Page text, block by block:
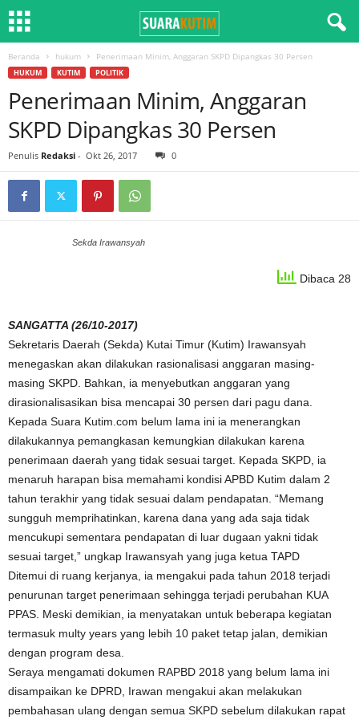
Beranda hukum Penerimaan Minim, Anggaran SKPD Dipangkas 30 Persen
HUKUM KUTIM POLITIK
Penerimaan Minim, Anggaran
SKPD Dipangkas 30 Persen
Penulis Redaksi - Okt 26, 2017 0
Sekda Irawansyah
Dibaca 28
SANGATTA (26/10-2017)
Sekretaris Daerah (Sekda) Kutai Timur (Kutim) Irawansyah
menegaskan akan dilakukan rasionalisasi anggaran masing-
masing SKPD. Bahkan, ia menyebutkan anggaran yang
dirasionalisasikan bisa mencapai 30 persen dari pagu dana.
Kepada Suara Kutim.com belum lama ini ia menerangkan
dilakukannya pemangkasan kemungkian dilakukan karena
penerimaan daerah yang tidak sesuai target. Kepada SKPD, ia
menaruh harapan bisa memahami kondisi APBD Kutim dalam 2
tahun terakhir yang tidak sesuai dalam pendapatan. “Memang
sungguh memprihatinkan, karena dana yang ada saja tidak
mencukupi sementara pendapatan di luar dugaan yakni tidak
sesuai target,” ungkap Irawansyah yang juga ketua TAPD
Ditemui di ruang kerjanya, ia mengakui pada tahun 2018 terjadi
penurunan target penerimaan sehingga terjadi perubahan KUA
PPAS. Meski demikian, ia menyatakan untuk beberapa kegiatan
termasuk multy years yang lebih 10 paket tetap jalan, demikian
dengan program desa.
Seraya mengamati dokumen RAPBD 2018 yang belum lama ini
disampaikan ke DPRD, Irawan mengakui akan melakukan
pembahasan ulang dengan semua SKPD sebelum dilakukan rapat